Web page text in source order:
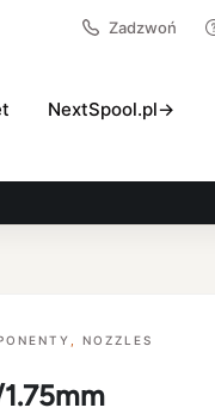
Zadzwoń
NextSpool.pl→
NOZZLES